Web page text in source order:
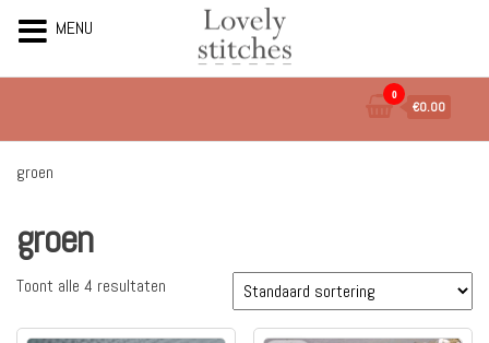
de
inhoud
0
€0.00
groen
groen
Toont alle 4 resultaten
MENU